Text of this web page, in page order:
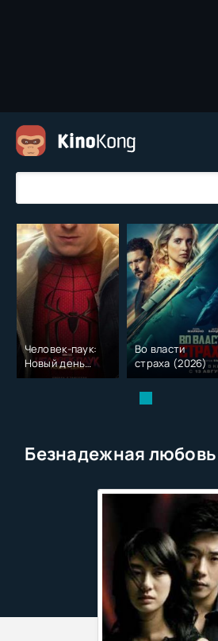
Человек-паук:
Новый день
(2026)
Во власти
страха (2026)
Безнадежная